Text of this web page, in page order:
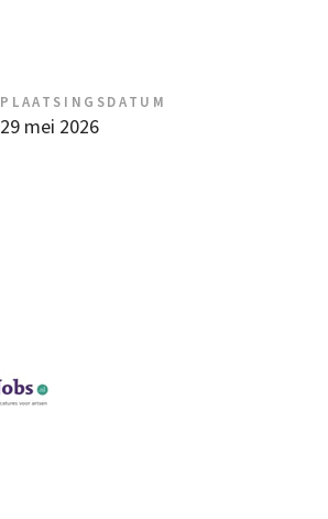
PLAATSINGSDATUM
29 mei 2026